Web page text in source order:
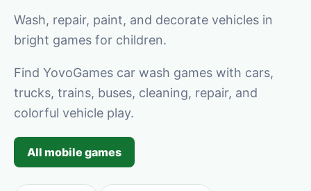
Wash, repair, paint, and decorate vehicles in
bright games for children.
Find YovoGames car wash games with cars,
trucks, trains, buses, cleaning, repair, and
colorful vehicle play.
All mobile games